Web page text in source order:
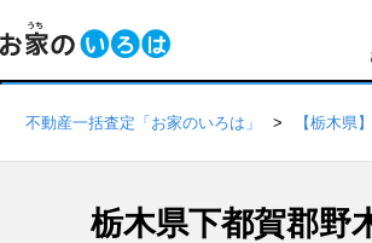
不動産一括査定「お家のいろは」 【栃木県】
栃木県下都賀郡野